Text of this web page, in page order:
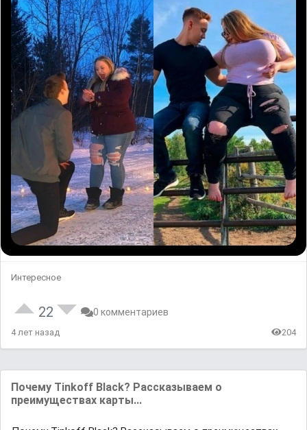
Интересное
22 0 комментариев
4 лет назад 204
Почему Tinkoff Black? Рассказываем о
преимуществах карты...